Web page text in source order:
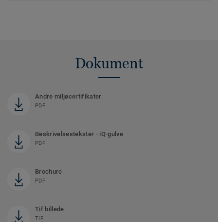
Dokument
Andre miljøcertifikater
PDF
Beskrivelsestekster - iQ-gulve
PDF
Brochure
PDF
Tif billede
TIF